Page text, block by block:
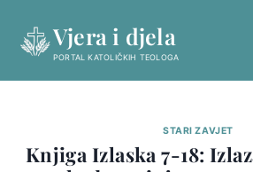
content
Vjera i djela
PORTAL KATOLIČKIH TEOLOGA
STARI ZAVJET
Knjiga Izlaska 7-18: